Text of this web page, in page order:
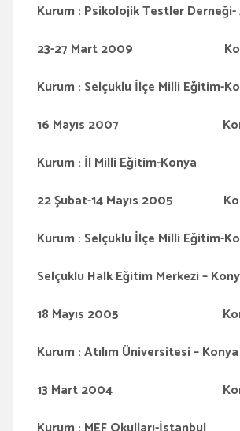
Kurum : Psikolojik Testler Derneği-
23-27 Mart 2009 Konu:
Kurum : Selçuklu İlçe Milli Eğitim-
16 Mayıs 2007 Konu:
Kurum : İl Milli Eğitim-Konya
22 Şubat-14 Mayıs 2005 Konu:
Kurum : Selçuklu İlçe Milli Eğitim-
Selçuklu Halk Eğitim Merkezi –
18 Mayıs 2005 Konu:
Kurum : Atılım Üniversitesi – Konya
13 Mart 2004 Konu: “6.